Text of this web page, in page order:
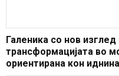
Галеника со нов
трансформацијата во
ориентирана кон